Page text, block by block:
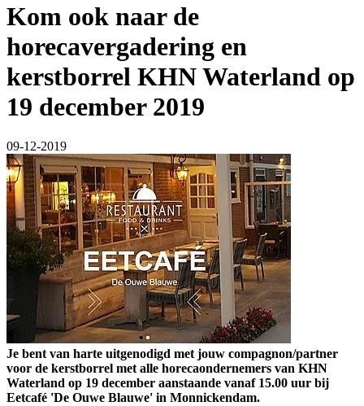
Kom ook naar de
horecavergadering en
kerstborrel KHN Waterland op
19 december 2019
09-12-2019
Je bent van harte uitgenodigd met jouw compagnon/partner
voor de kerstborrel met alle horecaondernemers van KHN
Waterland op 19 december aanstaande vanaf 15.00 uur bij
Eetcafé 'De Ouwe Blauwe' in Monnickendam.